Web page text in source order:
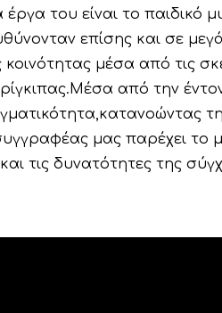
του είναι το παιδικό
επίσης και σε
μέσα από τις
από την
μας παρέχει
τις δυνατότητες της